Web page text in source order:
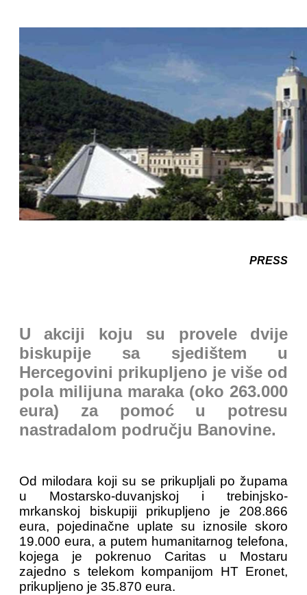
PRESS
U akciji koju su provele dvije
biskupije sa sjedištem u
Hercegovini prikupljeno je više od
pola milijuna maraka (oko 263.000
eura) za pomoć u potresu
nastradalom području Banovine.
Od milodara koji su se prikupljali po župama
u Mostarsko-duvanjskoj i trebinjsko-
mrkanskoj biskupiji prikupljeno je 208.866
eura, pojedinačne uplate su iznosile skoro
19.000 eura, a putem humanitarnog telefona,
kojega je pokrenuo Caritas u Mostaru
zajedno s telekom kompanijom HT Eronet,
prikupljeno je 35.870 eura.